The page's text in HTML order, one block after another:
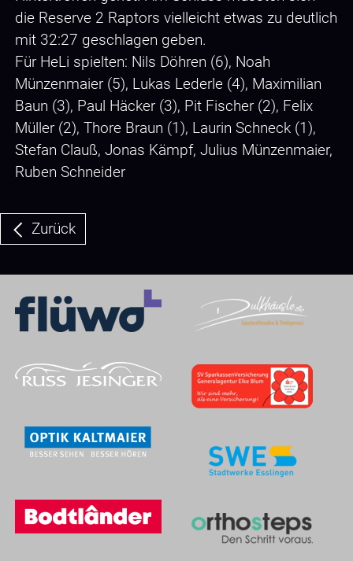
die Reserve 2 Raptors vielleicht etwas zu deutlich
mit 32:27 geschlagen geben.
Für HeLi spielten: Nils Döhren (6), Noah
Münzenmaier (5), Lukas Lederle (4), Maximilian
Baun (3), Paul Häcker (3), Pit Fischer (2), Felix
Müller (2), Thore Braun (1), Laurin Schneck (1),
Stefan Clauß, Jonas Kämpf, Julius Münzenmaier,
Ruben Schneider
Zurück